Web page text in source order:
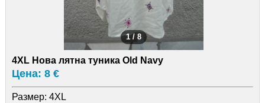
1 / 8
4XL Нова лятна туника Old Navy
Цена: 8 €
Размер: 4XL